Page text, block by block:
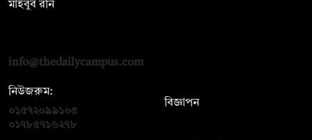
মাহবুব রনি
info@thedailycampus.com
নিউজরুম:
০১৫৭২০৯৯১০৫
০১৭৮৫৭১৬২৭৮
বিজ্ঞাপন